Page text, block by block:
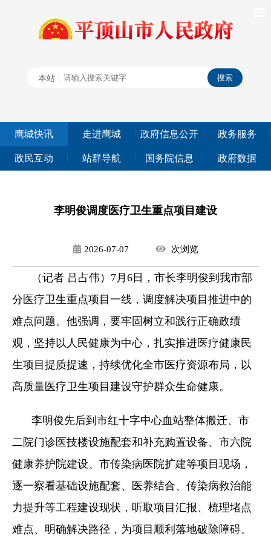
鹰城快讯 走进鹰城 政府信息公开 政务服务
政民互动 站群导航 国务院信息 政府数据
李明俊调度医疗卫生重点项目建设
2026-07-07 次浏览
（记者 吕占伟）7月6日，市长李明俊到我市部
分医疗卫生重点项目一线，调度解决项目推进中的
难点问题。他强调，要牢固树立和践行正确政绩
观，坚持以人民健康为中心，扎实推进医疗健康民
生项目提质提速，持续优化全市医疗资源布局，以
高质量医疗卫生项目建设守护群众生命健康。
李明俊先后到市红十字中心血站整体搬迁、市
二院门诊医技楼设施配套和补充购置设备、市六院
健康养护院建设、市传染病医院扩建等项目现场，
逐一察看基础设施配套、医养结合、传染病救治能
力提升等工程建设现状，听取项目汇报、梳理堵点
难点、明确解决路径，为项目顺利落地破除障碍。